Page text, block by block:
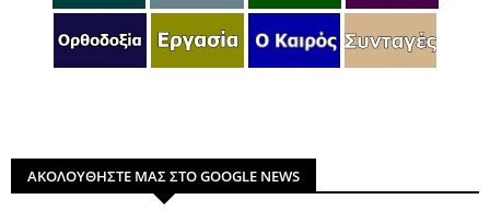
ΑΚΟΛΟΥΘΗΣΤΕ ΜΑΣ ΣΤΟ GOOGLE NEWS